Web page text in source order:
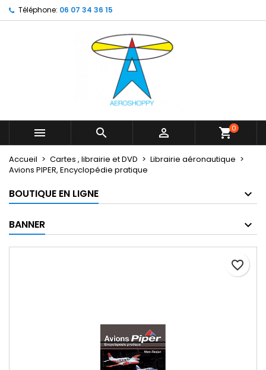
Téléphone: 06 07 34 36 15
   shopping_cart0
Accueil Cartes , librairie et DVD
Librairie aéronautique
Avions PIPER, Encyclopédie pratique
BOUTIQUE EN LIGNE
BANNER
favorite_border
My wishlists ×
Create new list
Créer une liste d'envies ×
Nom de la liste d'envies
Connexion ×
Vous devez être connecté pour ajouter des produits
Annuler